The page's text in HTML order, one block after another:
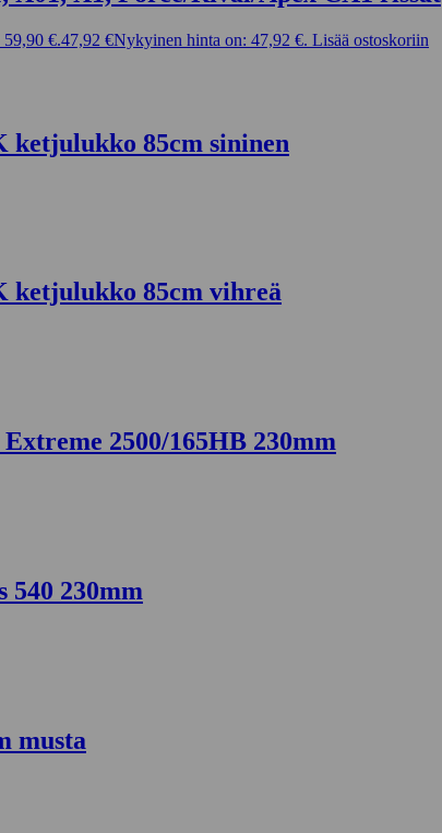
€.47,92 €Nykyinen hinta on: 47,92 €. Lisää ostoskoriin
ketjulukko 85cm sininen
ketjulukko 85cm vihreä
2500/165HB 230mm
540 230mm
musta